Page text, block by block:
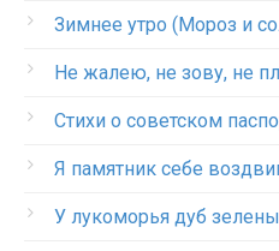
Зимнее утро (Мороз и
Не жалею, не зову, не
Стихи о советском
Я памятник себе
У лукоморья дуб